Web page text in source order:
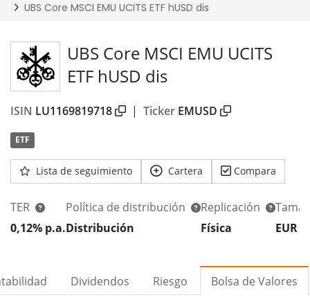
UBS Core MSCI EMU UCITS
ETF hUSD dis
ISIN LU1169819718 | Ticker EMUSD
ETF
Lista de seguimiento Cartera Compara
TER
0,12% p.a.
Política de distribución
Distribución
Replicación
Física
EUR
Dividendos Riesgo Bolsa de Valores